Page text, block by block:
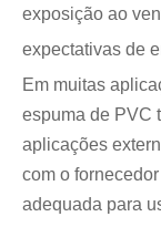
exposição ao
expectativas de
Em muitas
espuma de PVC
aplicações
com o
adequada para